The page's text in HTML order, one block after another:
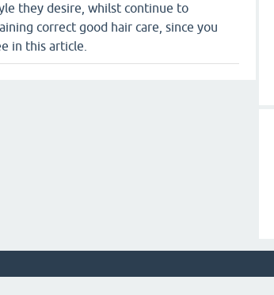
they desire, whilst continue to
correct good hair care, since you
in this article.